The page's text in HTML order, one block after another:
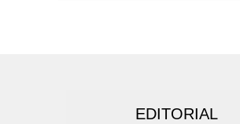
EDITORIAL